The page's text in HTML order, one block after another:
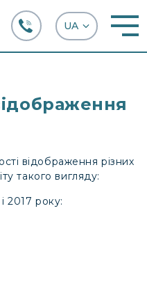
відображення різних
такого вигляду:
2017 року: